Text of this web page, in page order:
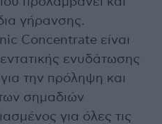
γήρανσης.
Concentrate είναι
ενυδάτωσης
την πρόληψη και
σημαδιών
για όλες τις